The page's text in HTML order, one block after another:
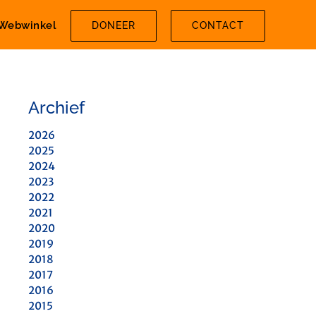
DONEER CONTACT
Archief
2026
2025
2024
2023
2022
2021
2020
2019
2018
2017
2016
2015